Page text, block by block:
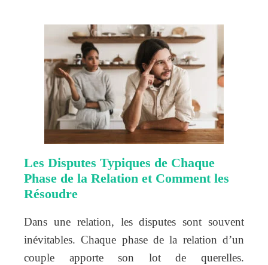
Les Disputes Typiques de Chaque
Phase de la Relation et Comment les
Résoudre
Dans une relation, les disputes sont souvent
inévitables. Chaque phase de la relation d’un
couple apporte son lot de querelles.